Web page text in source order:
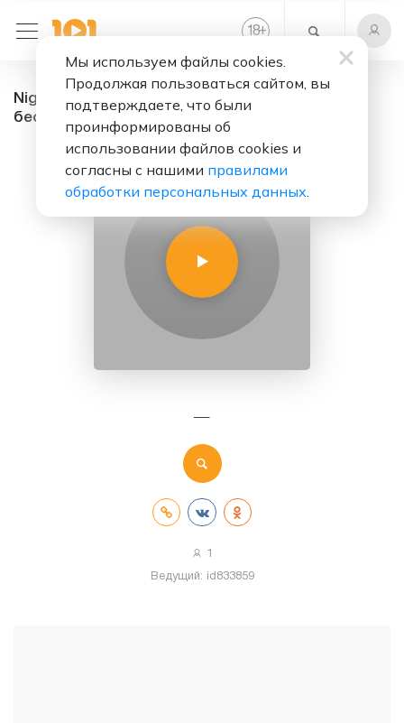
18+
Night Club DJ R3Z - радио онлайн. Слушать
бесплатно
—
1
Ведущий: id833859
Мы используем файлы cookies.
Продолжая пользоваться сайтом, вы
подтверждаете, что были
проинформированы об
использовании файлов cookies и
согласны с нашими правилами
обработки персональных данных.